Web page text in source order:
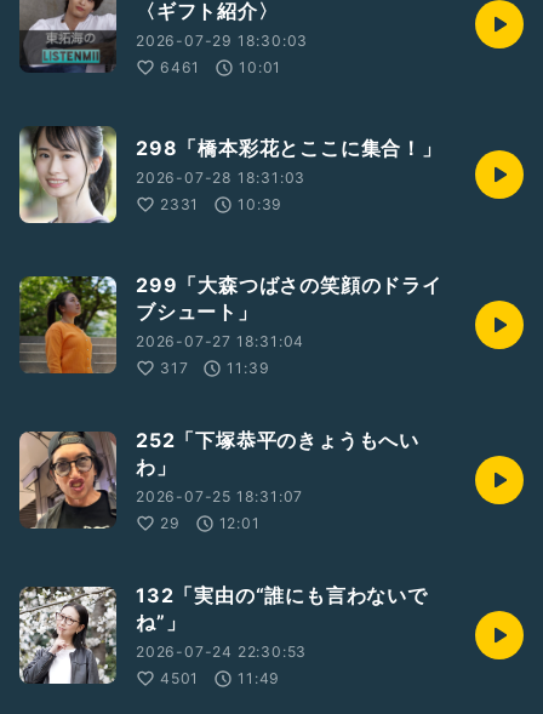
〈ギフト紹介〉
2026-07-29 18:30:03
6461
10:01
298「橋本彩花とここに集合！」
2026-07-28 18:31:03
2331
10:39
299「大森つばさの笑顔のドライ
ブシュート」
2026-07-27 18:31:04
317
11:39
252「下塚恭平のきょうもへい
わ」
2026-07-25 18:31:07
29
12:01
132「実由の“誰にも言わないで
ね”」
2026-07-24 22:30:53
4501
11:49